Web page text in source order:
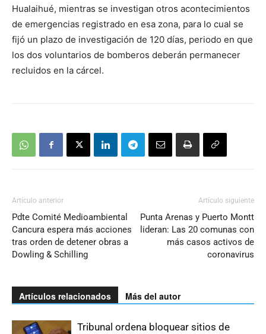
Hualaihué, mientras se investigan otros acontecimientos
de emergencias registrado en esa zona, para lo cual se
fijó un plazo de investigación de 120 días, periodo en que
los dos voluntarios de bomberos deberán permanecer
recluidos en la cárcel.
Artículo anterior
Pdte Comité Medioambiental
Cancura espera más acciones
tras orden de detener obras a
Dowling & Schilling
Artículo siguiente
Punta Arenas y Puerto Montt
lideran: Las 20 comunas con
más casos activos de
coronavirus
Artículos relacionados Más del autor
Tribunal ordena bloquear sitios de